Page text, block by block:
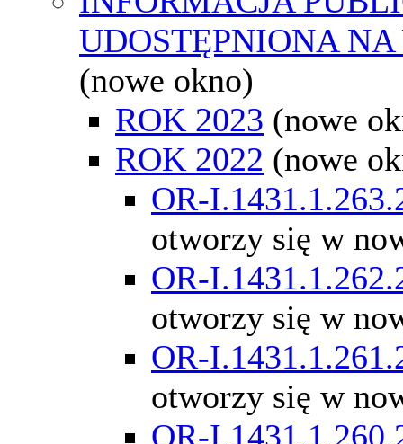
UDOSTĘPNIONA
(nowe okno)
ROK 2023 (nowe
ROK 2022 (nowe
OR-
otworzy się w
OR-
otworzy się w
OR-
otworzy się w
OR-